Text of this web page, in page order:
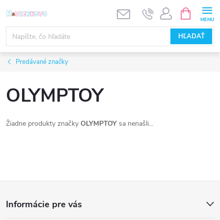
na
obsah
HĽADAŤ
KOŠÍK
Predávané značky
OLYMPTOY
Žiadne produkty značky OLYMPTOY sa nenašli...
Informácie pre vás